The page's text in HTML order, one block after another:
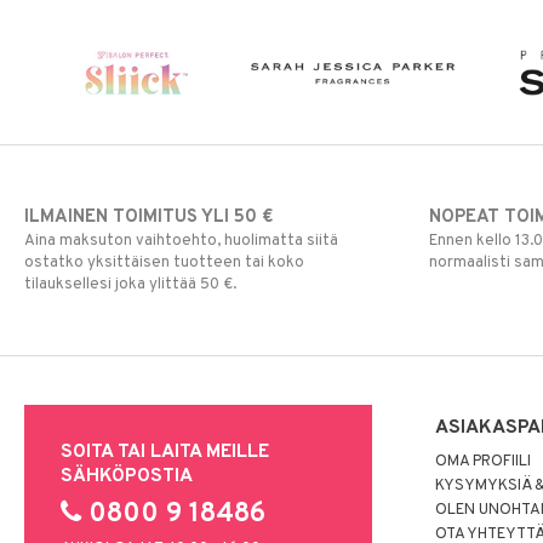
Puuteri
Ripsiväri
ILMAINEN TOIMITUS YLI 50 €
Aina maksuton vaihtoehto, huolimatta siitä
ostatko yksittäisen tuotteen tai koko
tilauksellesi joka ylittää 50 €.
NOPEAT
Ennen kello
normaalisti
SOITA TAI LAITA MEILLE
SÄHKÖPOSTIA
0800 9 18486
OMA PROFIILI
KYSYMYKSIÄ
OLEN
OTA